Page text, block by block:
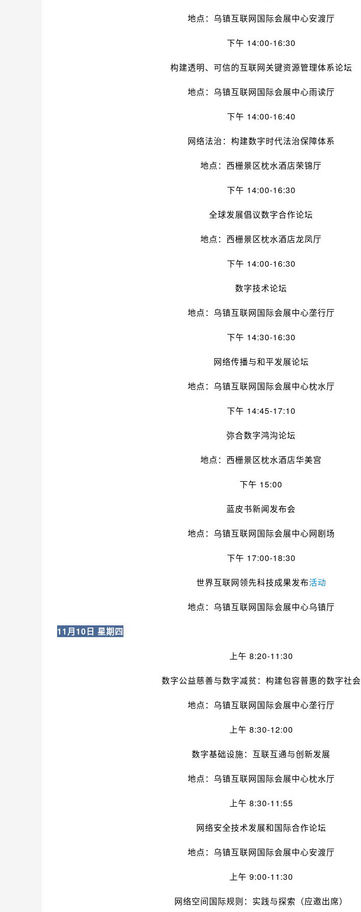
地点：乌镇互联网国际会展中心安渡厅
下午 14:00-16:30
构建透明、可信的互联网关键资源管理体系论坛
地点：乌镇互联网国际会展中心雨读厅
下午 14:00-16:40
网络法治：构建数字时代法治保障体系
地点：西栅景区枕水酒店荣锦厅
下午 14:00-16:30
全球发展倡议数字合作论坛
地点：西栅景区枕水酒店龙凤厅
下午 14:00-16:30
数字技术论坛
地点：乌镇互联网国际会展中心垄行厅
下午 14:30-16:30
网络传播与和平发展论坛
地点：乌镇互联网国际会展中心枕水厅
下午 14:45-17:10
弥合数字鸿沟论坛
地点：西栅景区枕水酒店华美宫
下午 15:00
蓝皮书新闻发布会
地点：乌镇互联网国际会展中心网剧场
下午 17:00-18:30
世界互联网领先科技成果发布活动
地点：乌镇互联网国际会展中心乌镇厅
11月10日 星期四
上午 8:20-11:30
数字公益慈善与数字减贫：构建包容普惠的数字社会
地点：乌镇互联网国际会展中心垄行厅
上午 8:30-12:00
数字基础设施：互联互通与创新发展
地点：乌镇互联网国际会展中心枕水厅
上午 8:30-11:55
网络安全技术发展和国际合作论坛
地点：乌镇互联网国际会展中心安渡厅
上午 9:00-11:30
网络空间国际规则：实践与探索（应邀出席）